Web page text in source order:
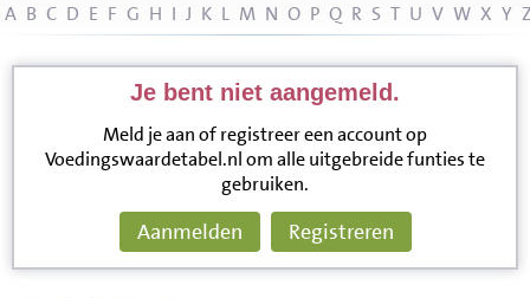
A B C D E F G H I J K L M N O P Q R S T U V W X Y
Je bent niet aangemeld.
Meld je aan of registreer een account op
Voedingswaardetabel.nl om alle uitgebreide funties te
gebruiken.
Aanmelden Registreren